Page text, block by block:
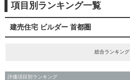
項目別ランキング一覧
建売住宅 ビルダー 首都圏
総合ランキング
評価項目別ランキング